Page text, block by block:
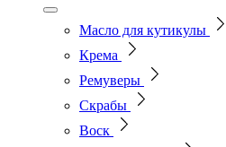
Масло для кутикулы
Крема
Ремуверы
Скрабы
Воск